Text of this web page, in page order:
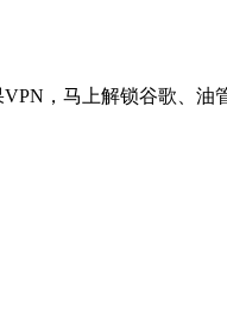
，马上解锁谷歌、油